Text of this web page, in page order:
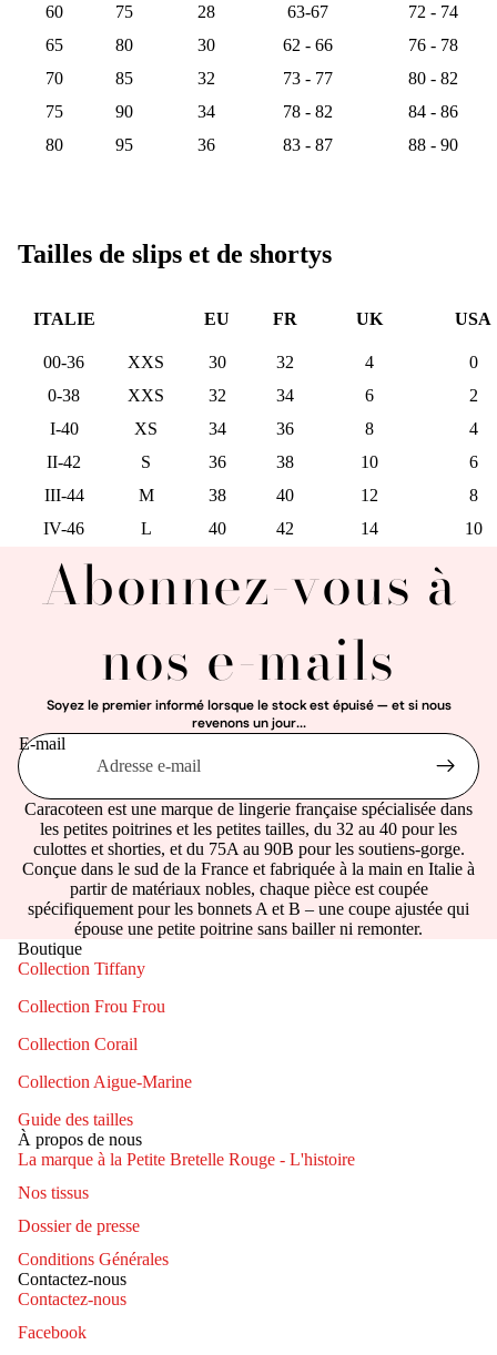
60
75 28 63-67
72 - 74
65
80 30 62 - 66
76 - 78
70
85 32 73 - 77
80 - 82
75
90 34 78 - 82
84 - 86
80
95 36 83 - 87 88 - 90
Tailles de slips et de shortys
ITALIE EU FR UK USA
00-36 XXS 30 32 4
0
0-38
XXS 32 34 6
2
I-40
XS 34 36 8
4
II-42
S 36 38 10
6
III-44
M 38 40 12
8
IV-46
L 40 42 14 10
Abonnez-vous à
nos e-mails
Soyez le premier informé lorsque le stock est épuisé — et si nous
revenons un jour...
E-mail
Caracoteen est une marque de lingerie française spécialisée dans
les petites poitrines et les petites tailles, du 32 au 40 pour les
culottes et shorties, et du 75A au 90B pour les soutiens-gorge.
Conçue dans le sud de la France et fabriquée à la main en Italie à
partir de matériaux nobles, chaque pièce est coupée
spécifiquement pour les bonnets A et B – une coupe ajustée qui
épouse une petite poitrine sans bailler ni remonter.
Boutique
Collection Tiffany
Collection Frou Frou
Collection Corail
Collection Aigue-Marine
Guide des tailles
À propos de nous
La marque à la Petite Bretelle Rouge - L'histoire
Nos tissus
Dossier de presse
Conditions Générales
Contactez-nous
Contactez-nous
Facebook